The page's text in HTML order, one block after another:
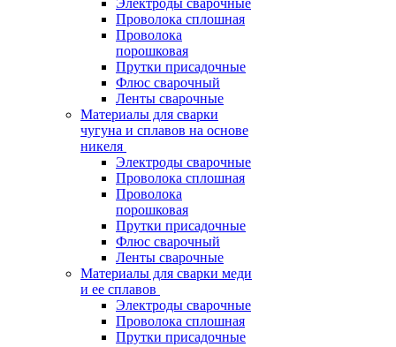
Электроды сварочные
Проволока сплошная
Проволока
порошковая
Прутки присадочные
Флюс сварочный
Ленты сварочные
Материалы для сварки
чугуна и сплавов на основе
никеля
Электроды сварочные
Проволока сплошная
Проволока
порошковая
Прутки присадочные
Флюс сварочный
Ленты сварочные
Материалы для сварки меди
и ее сплавов
Электроды сварочные
Проволока сплошная
Прутки присадочные